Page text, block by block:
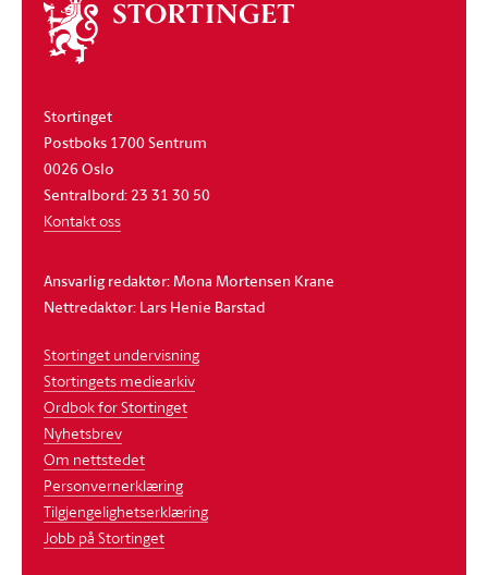
Om
stortinget
Stortinget
Postboks 1700 Sentrum
0026 Oslo
Sentralbord: 23 31 30 50
Kontakt oss
Ansvarlig redaktør: Mona Mortensen Krane
Nettredaktør: Lars Henie Barstad
Stortinget undervisning
Stortingets mediearkiv
Ordbok for Stortinget
Nyhetsbrev
Om nettstedet
Personvernerklæring
Tilgjengelighetserklæring
Jobb på Stortinget